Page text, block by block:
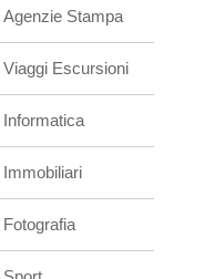
Agenzie Stampa
Viaggi Escursioni
Informatica
Immobiliari
Fotografia